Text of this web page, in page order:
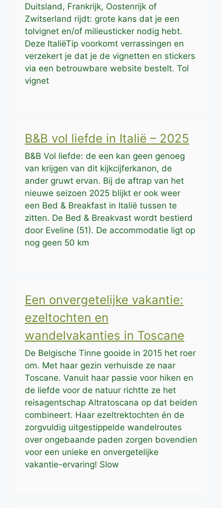
Duitsland, Frankrijk, Oostenrijk of
Zwitserland rijdt: grote kans dat je een
tolvignet en/of milieusticker nodig hebt.
Deze ItaliëTip voorkomt verrassingen en
verzekert je dat je de vignetten en stickers
via een betrouwbare website bestelt. Tol
vignet
B&B vol liefde in Italië – 2025
B&B Vol liefde: de een kan geen genoeg
van krijgen van dit kijkcijferkanon, de
ander gruwt ervan. Bij de aftrap van het
nieuwe seizoen 2025 blijkt er ook weer
een Bed & Breakfast in Italië tussen te
zitten. De Bed & Breakvast wordt bestierd
door Eveline (51). De accommodatie ligt op
nog geen 50 km
Een onvergetelijke vakantie:
ezeltochten en
wandelvakanties in Toscane
De Belgische Tinne gooide in 2015 het roer
om. Met haar gezin verhuisde ze naar
Toscane. Vanuit haar passie voor hiken en
de liefde voor de natuur richtte ze het
reisagentschap Altratoscana op dat beiden
combineert. Haar ezeltrektochten én de
zorgvuldig uitgestippelde wandelroutes
over ongebaande paden zorgen bovendien
voor een unieke en onvergetelijke
vakantie-ervaring! Slow